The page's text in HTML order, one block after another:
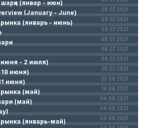
(январ - июн)
08.07.2021
(January - June)
08.07.2021
(январь - июнь)
08.07.2021
08.07.2021
08.07.2021
08.07.2021
- 2 июля)
05.07.2021
июня)
22.06.2021
июня)
14.06.2021
(май)
04.06.2021
(май)
04.06.2021
04.06.2021
(январь-май)